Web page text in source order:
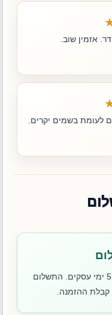
אזמין שוב.
לעומת בשמים יקרים.
משלוח עם שליח עד הבית בתוך עד 5 ימי עסקים. התשלום
קבלת ההזמנה.